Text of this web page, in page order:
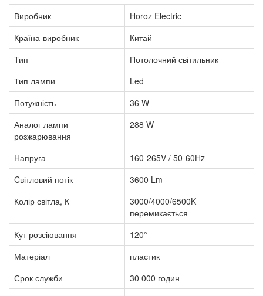
Виробник
Horoz Electric
Країна-виробник
Китай
Тип
Потолочний світильник
Тип лампи
Led
Потужність
36 W
Аналог лампи
розжарювання
288 W
Напруга
160-265V / 50-60Hz
Cвітловий потік
3600 Lm
Колір світла, К
3000/4000/6500K
перемикається
Кут розсіювання
120°
Матеріал
пластик
Срок служби
30 000 годин